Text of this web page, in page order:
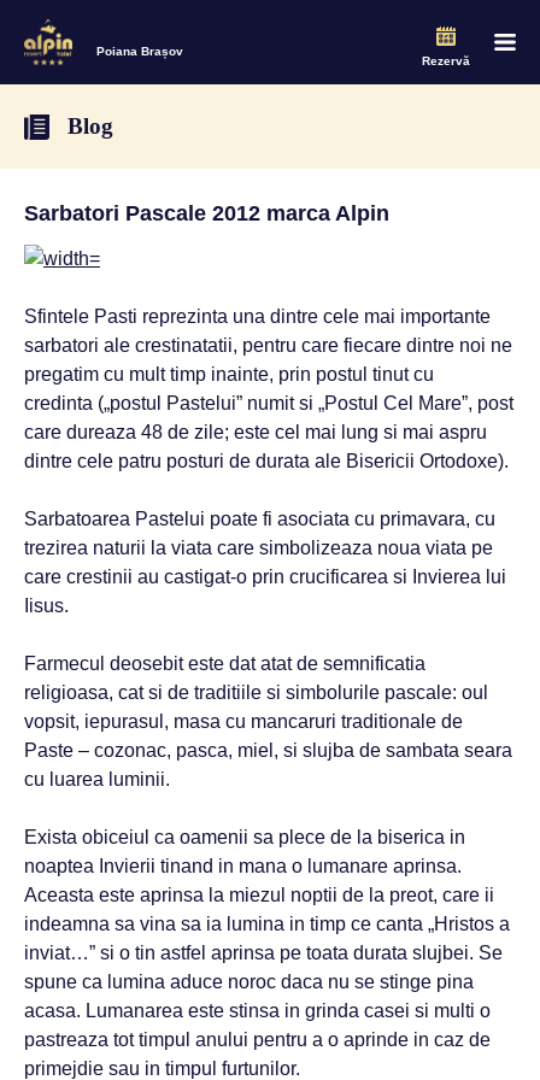
Poiana Brașov
Rezervă
Blog
Sarbatori Pascale 2012 marca Alpin
Sfintele Pasti reprezinta una dintre cele mai importante
sarbatori ale crestinatatii, pentru care fiecare dintre noi ne
pregatim cu mult timp inainte, prin postul tinut cu
credinta („postul Pastelui” numit si „Postul Cel Mare”, post
care dureaza 48 de zile; este cel mai lung si mai aspru
dintre cele patru posturi de durata ale Bisericii Ortodoxe).
Sarbatoarea Pastelui poate fi asociata cu primavara, cu
trezirea naturii la viata care simbolizeaza noua viata pe
care crestinii au castigat-o prin crucificarea si Invierea lui
Iisus.
Farmecul deosebit este dat atat de semnificatia
religioasa, cat si de traditiile si simbolurile pascale: oul
vopsit, iepurasul, masa cu mancaruri traditionale de
Paste – cozonac, pasca, miel, si slujba de sambata seara
cu luarea luminii.
Exista obiceiul ca oamenii sa plece de la biserica in
noaptea Invierii tinand in mana o lumanare aprinsa.
Aceasta este aprinsa la miezul noptii de la preot, care ii
indeamna sa vina sa ia lumina in timp ce canta „Hristos a
inviat…” si o tin astfel aprinsa pe toata durata slujbei. Se
spune ca lumina aduce noroc daca nu se stinge pina
acasa. Lumanarea este stinsa in grinda casei si multi o
pastreaza tot timpul anului pentru a o aprinde in caz de
primejdie sau in timpul furtunilor.